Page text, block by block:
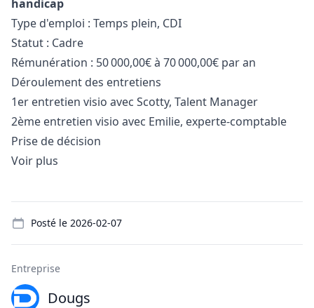
handicap
Type d'emploi : Temps plein, CDI
Statut : Cadre
Rémunération : 50 000,00€ à 70 000,00€ par an
Déroulement des entretiens
1er entretien visio avec Scotty, Talent Manager
2ème entretien visio avec Emilie, experte-comptable
Prise de décision
Voir plus
Posté le 2026-02-07
Entreprise
Dougs